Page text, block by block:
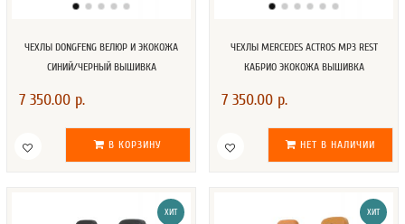
ЧЕХЛЫ DONGFENG ВЕЛЮР И ЭКОКОЖА
СИНИЙ/ЧЕРНЫЙ ВЫШИВКА
7 350.00 р.
В КОРЗИНУ
ЧЕХЛЫ MERCEDES ACTROS MP3 REST
КАБРИО ЭКОКОЖА ВЫШИВКА
7 350.00 р.
НЕТ В НАЛИЧИИ
ХИТ ХИТ